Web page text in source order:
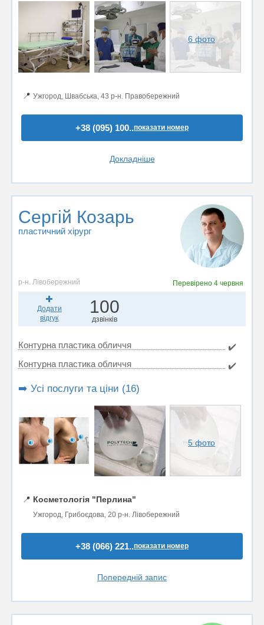
6 фото
📍 Ужгород, Швабська, 43 р-н. Правобережний
+38 (095) 100..показати номер
Докладніше
Сергій Козарь
пластичний хірург
р-н. Лівобережний Перевірено 4 червня
Додати
відгук
100
дзвінків
Контурна пластика обличчя
✔️
Контурна пластика обличчя
✔️
➡️ Усі послуги та ціни (16)
5 фото
📍 Косметологія "Перлина"
Ужгород, Грибоєдова, 20 р-н. Лівобережний
+38 (066) 221..показати номер
Попередній запис